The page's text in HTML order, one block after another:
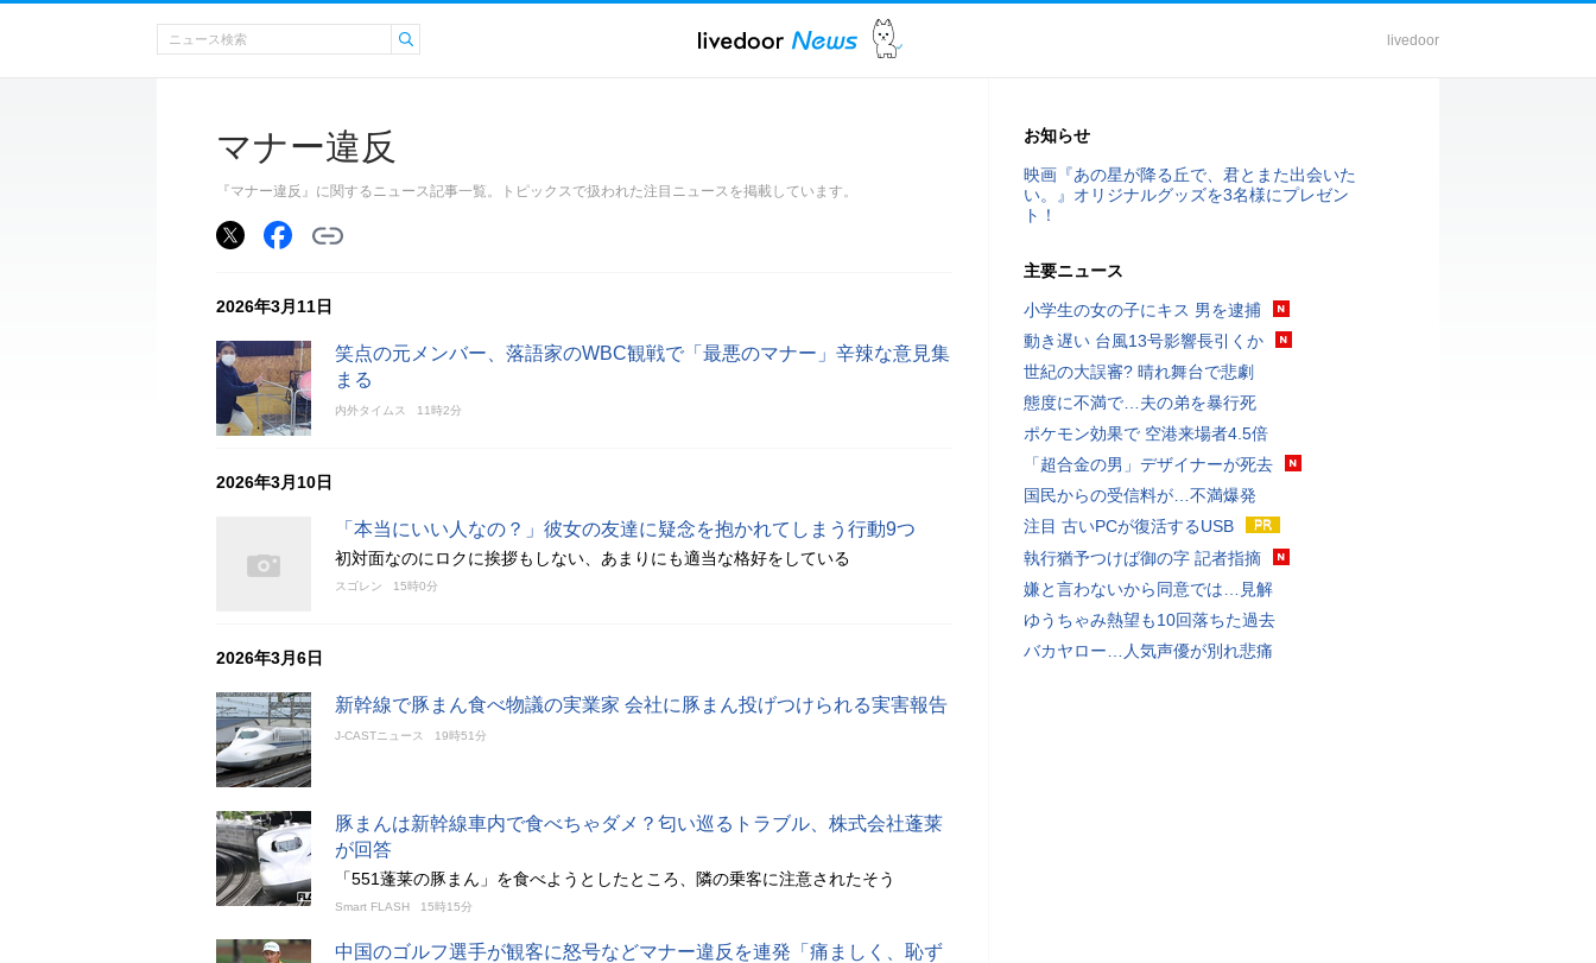
livedoor
マナー違反
『マナー違反』に関するニュース記事一覧。トピックスで扱われた注目ニュースを掲載しています。
2026年3月11日
笑点の元メンバー、落語家のWBC観戦で「最悪のマナー」辛辣な意見集
まる
内外タイムス 11時2分
2026年3月10日
「本当にいい人なの？」彼女の友達に疑念を抱かれてしまう行動9つ
初対面なのにロクに挨拶もしない、あまりにも適当な格好をしている
スゴレン 15時0分
2026年3月6日
新幹線で豚まん食べ物議の実業家 会社に豚まん投げつけられる実害報告
J-CASTニュース 19時51分
豚まんは新幹線車内で食べちゃダメ？匂い巡るトラブル、株式会社蓬莱
が回答
「551蓬莱の豚まん」を食べようとしたところ、隣の乗客に注意されたそう
Smart FLASH 15時15分
中国のゴルフ選手が観客に怒号などマナー違反を連発「痛ましく、恥ず
お知らせ
映画『あの星が降る丘で、君とまた出会いた
い。』オリジナルグッズを3名様にプレゼン
ト！
主要ニュース
小学生の女の子にキス 男を逮捕
動き遅い 台風13号影響長引くか
世紀の大誤審? 晴れ舞台で悲劇
態度に不満で…夫の弟を暴行死
ポケモン効果で 空港来場者4.5倍
「超合金の男」デザイナーが死去
国民からの受信料が…不満爆発
注目 古いPCが復活するUSB
執行猶予つけば御の字 記者指摘
嫌と言わないから同意では…見解
ゆうちゃみ熱望も10回落ちた過去
バカヤロー…人気声優が別れ悲痛